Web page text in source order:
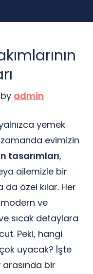
by admin
yemek
evimizin
tasarımları,
ailemizle bir
özel kılar. Her
modern ve
sıcak detaylara
Peki, hangi
uyacak? İşte
arasında bir